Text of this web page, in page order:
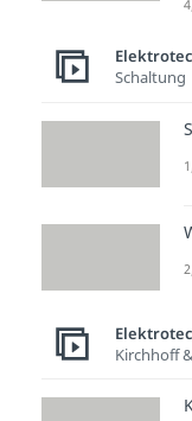
Schaltung
Kirchhoff